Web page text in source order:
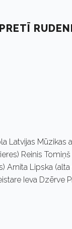
Latvijas Mūzikas
Reinis
Arnita Lipska (alta
Ieva Dzērve